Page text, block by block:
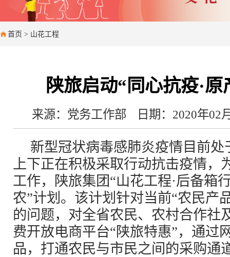
首页 > 山花工程
陕旅启动“同心抗疫·
来源：党务工作部 日期：2020年02
新型冠状病毒感肺炎疫情目前
上下正在积极采取行动抗击疫情，
工作，陕旅集团“山花工程·后备箱
农”计划。该计划针对当前“农民产
的问题，对全省农民、农村合作社
费开放电商平台“陕旅特惠”，通过
品，打通农民与市民之间的采购通